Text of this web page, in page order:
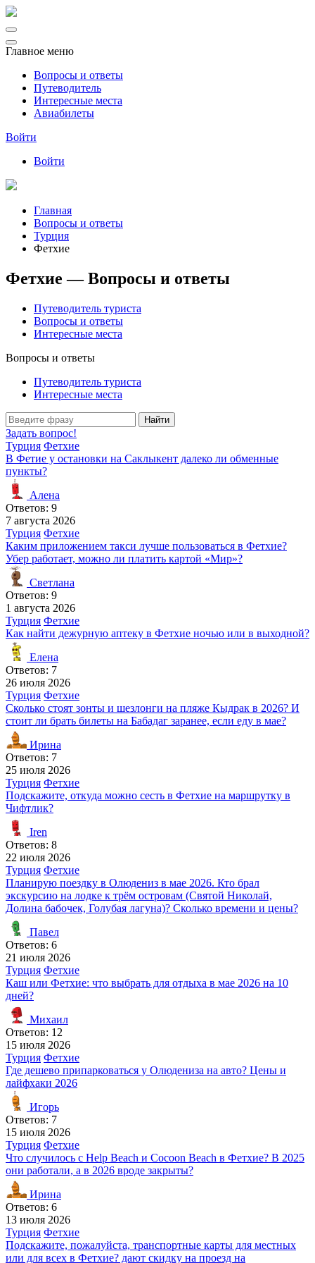
Главное меню
Вопросы и ответы
Путеводитель
Интересные места
Авиабилеты
Войти
Войти
Главная
Вопросы и ответы
Турция
Фетхие
Фетхие — Вопросы и ответы
Путеводитель туриста
Вопросы и ответы
Интересные места
Вопросы и ответы
Путеводитель туриста
Интересные места
Найти
Задать вопрос!
Турция Фетхие
В Фетие у остановки на Саклыкент далеко ли обменные
пункты?
Алена
Ответов: 9
7 августа 2026
Турция Фетхие
Каким приложением такси лучше пользоваться в Фетхие?
Убер работает, можно ли платить картой «Мир»?
Светлана
Ответов: 9
1 августа 2026
Турция Фетхие
Как найти дежурную аптеку в Фетхие ночью или в выходной?
Елена
Ответов: 7
26 июля 2026
Турция Фетхие
Сколько стоят зонты и шезлонги на пляже Кыдрак в 2026? И
стоит ли брать билеты на Бабадаг заранее, если еду в мае?
Ирина
Ответов: 7
25 июля 2026
Турция Фетхие
Подскажите, откуда можно сесть в Фетхие на маршрутку в
Чифтлик?
Iren
Ответов: 8
22 июля 2026
Турция Фетхие
Планирую поездку в Олюдениз в мае 2026. Кто брал
экскурсию на лодке к трём островам (Святой Николай,
Долина бабочек, Голубая лагуна)? Сколько времени и цены?
Павел
Ответов: 6
21 июля 2026
Турция Фетхие
Каш или Фетхие: что выбрать для отдыха в мае 2026 на 10
дней?
Михаил
Ответов: 12
15 июля 2026
Турция Фетхие
Где дешево припарковаться у Олюдениза на авто? Цены и
лайфхаки 2026
Игорь
Ответов: 7
15 июля 2026
Турция Фетхие
Что случилось с Help Beach и Cocoon Beach в Фетхие? В 2025
они работали, а в 2026 вроде закрыты?
Ирина
Ответов: 6
13 июля 2026
Турция Фетхие
Подскажите, пожалуйста, транспортные карты для местных
или для всех в Фетхие? дают скидку на проезд на